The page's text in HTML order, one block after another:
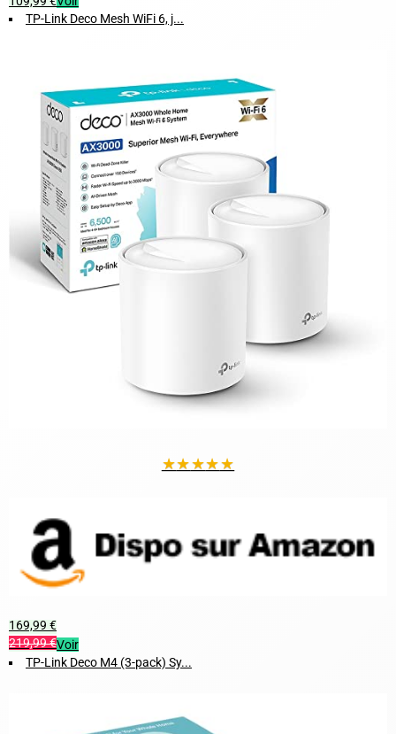
TP-Link Deco Mesh WiFi 6, j...
★★★★★
169,99 €
219,99 €Voir
TP-Link Deco M4 (3-pack) Sy...